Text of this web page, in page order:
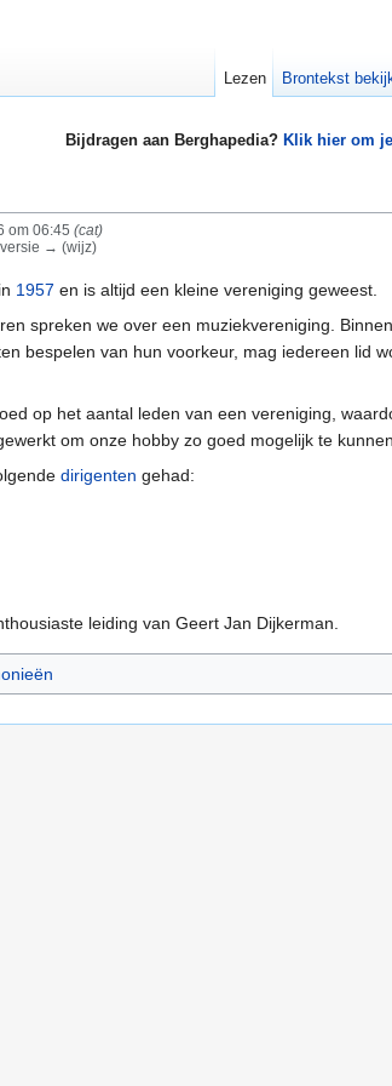
Bijdragen aan Berghapedia? Klik hier om
om 06:45 (cat)
versie → (wijz)
1957 en is altijd een kleine vereniging geweest.
spreken we over een muziekvereniging.
bespelen van hun voorkeur, mag iedereen lid
op het aantal leden van een vereniging,
om onze hobby zo goed mogelijk te
dirigenten gehad:
leiding van Geert Jan Dijkerman.
Lezen Brontekst